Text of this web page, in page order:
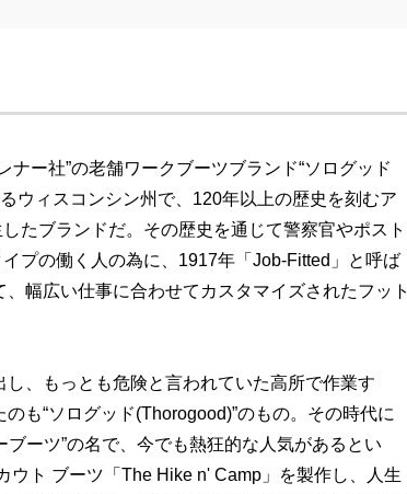
ナー社”の老舗ワークブーツブランド“ソログッド
ウィスコンシン州で、120年以上の歴史を刻むア
たブランドだ。その歴史を通じて警察官やポスト
プの働く人の為に、1917年「Job-Fitted」と呼ば
幅広い仕事に合わせてカスタマイズされたフット
、もっとも危険と言われていた高所で作業す
も“ソログッド(Thorogood)”のもの。その時代に
ーツ”の名で、今でも熱狂的な人気があるとい
ウト ブーツ「The Hike n' Camp」を製作し、人生